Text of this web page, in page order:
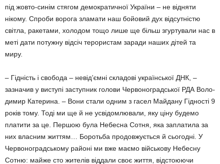
під жовто-синім стягом де­мократичної України – не відняти
нікому. Спроби ворога зламати наш бойовий дух відсутністю
світла, ракетами, холодом тощо лише ще більш згуртували нас в
меті дати потужну відсіч терористам заради наших дітей та
миру.
– Гідність і свобода – невід’ємні складові української ДНК, –
зазначив у виступі зас­тупник голови Червоноградської РДА Воло­
димир Катерина. – Вони стали одним з гасел Майдану Гідності 9
років тому. Тоді ми ще й не усвідомлювали, яку ціну будемо
платити за це. Першою була Небесна Сот­ня, яка заплатила за
них власним життям… Боротьба продовжується й сьогодні. У
Чер­воноградському районі ми вже маємо вій­ськову Небесну
Сотню: майже сто жителів віддали своє життя, відстоюючи